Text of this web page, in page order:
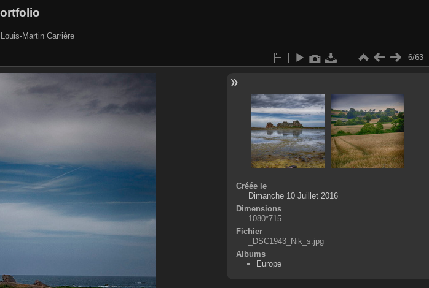
Martin Carrière
6/63
Créée le
Dimanche 10 Juillet 2016
Dimensions
1080*715
Fichier
_DSC1943_Nik_s.jpg
Albums
Europe